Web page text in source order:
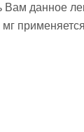
Вам данное